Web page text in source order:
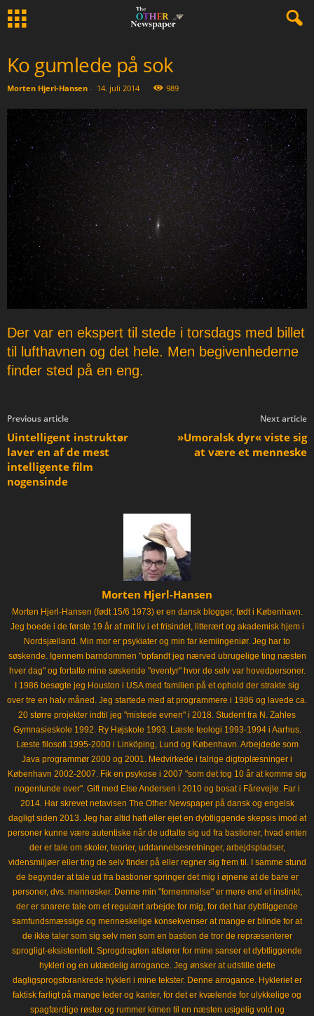
Ko gumlede på sok
Morten Hjerl-Hansen - 14. juli 2014 989
Der var en ekspert til stede i torsdags med billet
til lufthavnen og det hele. Men begivenhederne
finder sted på en eng.
Previous article
Uintelligent instruktør
laver en af de mest
intelligente film
nogensinde
Next article
»Umoralsk dyr« viste sig
at være et menneske
Morten Hjerl-Hansen
Morten Hjerl-Hansen (født 15/6 1973) er en dansk blogger, født i København.
Jeg boede i de første 19 år af mit liv i et frisindet, litterært og akademisk hjem i
Nordsjælland. Min mor er psykiater og min far kemiingeniør. Jeg har to
søskende. Igennem barndommen "opfandt jeg nærved ubrugelige ting næsten
hver dag" og fortalte mine søskende "eventyr" hvor de selv var hovedpersoner.
I 1986 besøgte jeg Houston i USA med familien på et ophold der strakte sig
over tre en halv måned. Jeg startede med at programmere i 1986 og lavede ca.
20 større projekter indtil jeg "mistede evnen" i 2018. Student fra N. Zahles
Gymnasieskole 1992. Ry Højskole 1993. Læste teologi 1993-1994 i Aarhus.
Læste filosofi 1995-2000 i Linköping, Lund og København. Arbejdede som
Java programmør 2000 og 2001. Medvirkede i talrige digtoplæsninger i
København 2002-2007. Fik en psykose i 2007 "som det tog 10 år at komme sig
nogenlunde over". Gift med Else Andersen i 2010 og bosat i Fårevejle. Far i
2014. Har skrevet netavisen The Other Newspaper på dansk og engelsk
dagligt siden 2013. Jeg har altid haft eller ejet en dybtliggende skepsis imod at
personer kunne være autentiske når de udtalte sig ud fra bastioner, hvad enten
der er tale om skoler, teorier, uddannelsesretninger, arbejdspladser,
vidensmiljøer eller ting de selv finder på eller regner sig frem til. I samme stund
de begynder at tale ud fra bastioner springer det mig i øjnene at de bare er
personer, dvs. mennesker. Denne min "fornemmelse" er mere end et instinkt,
der er snarere tale om et regulært arbejde for mig, for det har dybtliggende
samfundsmæssige og menneskelige konsekvenser at mange er blinde for at
de ikke taler som sig selv men som en bastion de tror de repræsenterer
sprogligt-eksistentielt. Sprogdragten afslører for mine sanser et dybtliggende
hykleri og en uklædelig arrogance. Jeg ønsker at udstille dette
dagligsprogsforankrede hykleri i mine tekster. Denne arrogance. Hykleriet er
faktisk farligt på mange leder og kanter, for det er kvælende for ulykkelige og
spagfærdige røster og rummer kimen til en næsten usigelig vold og